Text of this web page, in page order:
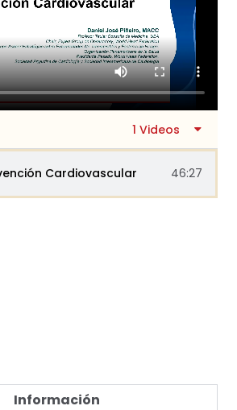
1 Videos
Cardiovascular 46:27
Información